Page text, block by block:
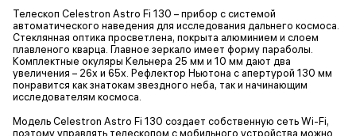
Телескоп Celestron Astro Fi 130 – прибор с системой
автоматического наведения для исследования дальнего космоса.
Стеклянная оптика просветлена, покрыта алюминием и слоем
плавленого кварца. Главное зеркало имеет форму параболы.
Комплектные окуляры Кельнера 25 мм и 10 мм дают два
увеличения – 26x и 65x. Рефлектор Ньютона с апертурой 130 мм
понравится как знатокам звездного неба, так и начинающим
исследователям космоса.
Модель Celestron Astro Fi 130 создает собственную сеть Wi-Fi,
поэтому управлять телескопом с мобильного устройства можно